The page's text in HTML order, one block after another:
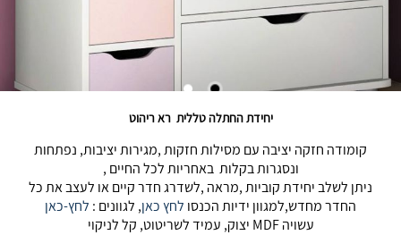
יחידת החתלה טללית רא ריהוט
קומודה חזקה יציבה עם מסילות חזקות ,מגירות יציבות, נפתחות
ונסגרות בקלות באחריות לכל החיים ,
ניתן לשלב יחידת קוביות ,מראה ,לשדרג חדר קיים או לעצב את כל
החדר מחדש,למגוון ידיות הכנסו לחץ כאן, לגוונים : לחץ-כאן
עשויה MDF יצוק, עמיד לשריטוט, קל לניקוי